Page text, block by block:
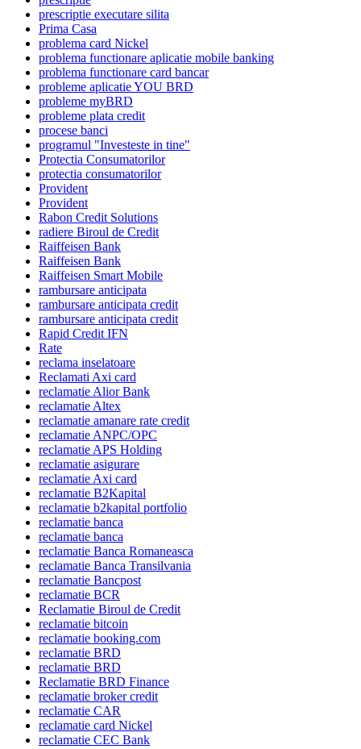
prescriptie executare silita
Prima Casa
problema card Nickel
problema functionare aplicatie mobile banking
problema functionare card bancar
probleme aplicatie YOU BRD
probleme myBRD
probleme plata credit
procese banci
programul "Investeste in tine"
Protectia Consumatorilor
protectia consumatorilor
Provident
Provident
Rabon Credit Solutions
radiere Biroul de Credit
Raiffeisen Bank
Raiffeisen Bank
Raiffeisen Smart Mobile
rambursare anticipata
rambursare anticipata credit
rambursare anticipata credit
Rapid Credit IFN
Rate
reclama inselatoare
Reclamati Axi card
reclamatie Alior Bank
reclamatie Altex
reclamatie amanare rate credit
reclamatie ANPC/OPC
reclamatie APS Holding
reclamatie asigurare
reclamatie Axi card
reclamatie B2Kapital
reclamatie b2kapital portfolio
reclamatie banca
reclamatie banca
reclamatie Banca Romaneasca
reclamatie Banca Transilvania
reclamatie Bancpost
reclamatie BCR
Reclamatie Biroul de Credit
reclamatie bitcoin
reclamatie booking.com
reclamatie BRD
reclamatie BRD
Reclamatie BRD Finance
reclamatie broker credit
reclamatie CAR
reclamatie card Nickel
reclamatie CEC Bank